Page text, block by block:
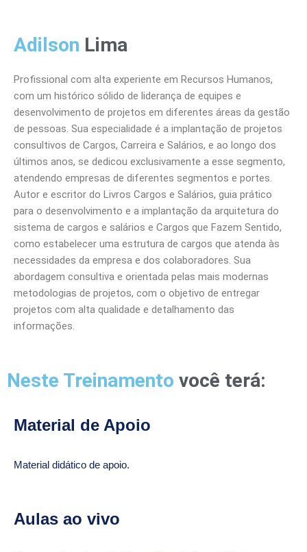
Adilson Lima
Profissional com alta experiente em Recursos Humanos,
com um histórico sólido de liderança de equipes e
desenvolvimento de projetos em diferentes áreas da gestão
de pessoas. Sua especialidade é a implantação de projetos
consultivos de Cargos, Carreira e Salários, e ao longo dos
últimos anos, se dedicou exclusivamente a esse segmento,
atendendo empresas de diferentes segmentos e portes.
Autor e escritor do Livros Cargos e Salários, guia prático
para o desenvolvimento e a implantação da arquitetura do
sistema de cargos e salários e Cargos que Fazem Sentido,
como estabelecer uma estrutura de cargos que atenda às
necessidades da empresa e dos colaboradores. Sua
abordagem consultiva e orientada pelas mais modernas
metodologias de projetos, com o objetivo de entregar
projetos com alta qualidade e detalhamento das
informações.
Neste Treinamento você terá:
Material de Apoio
Material didático de apoio.
Aulas ao vivo